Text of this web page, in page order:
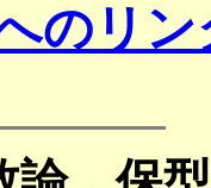
のリン